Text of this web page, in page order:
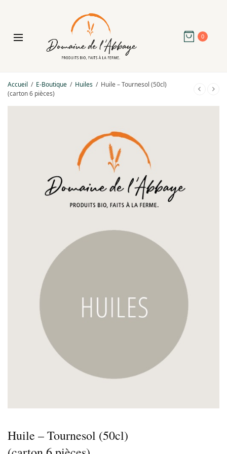
0
Accueil / E-Boutique / Huiles / Huile – Tournesol (50cl)
(carton 6 pièces)
Huile – Tournesol (50cl)